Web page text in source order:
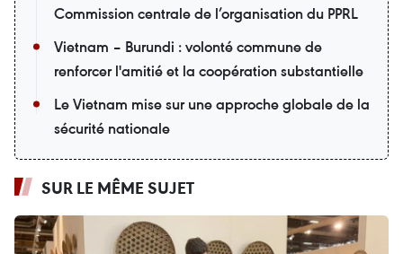
Commission centrale de l’organisation du PPRL
Vietnam – Burundi : volonté commune de
renforcer l'amitié et la coopération substantielle
Le Vietnam mise sur une approche globale de la
sécurité nationale
SUR LE MÊME SUJET